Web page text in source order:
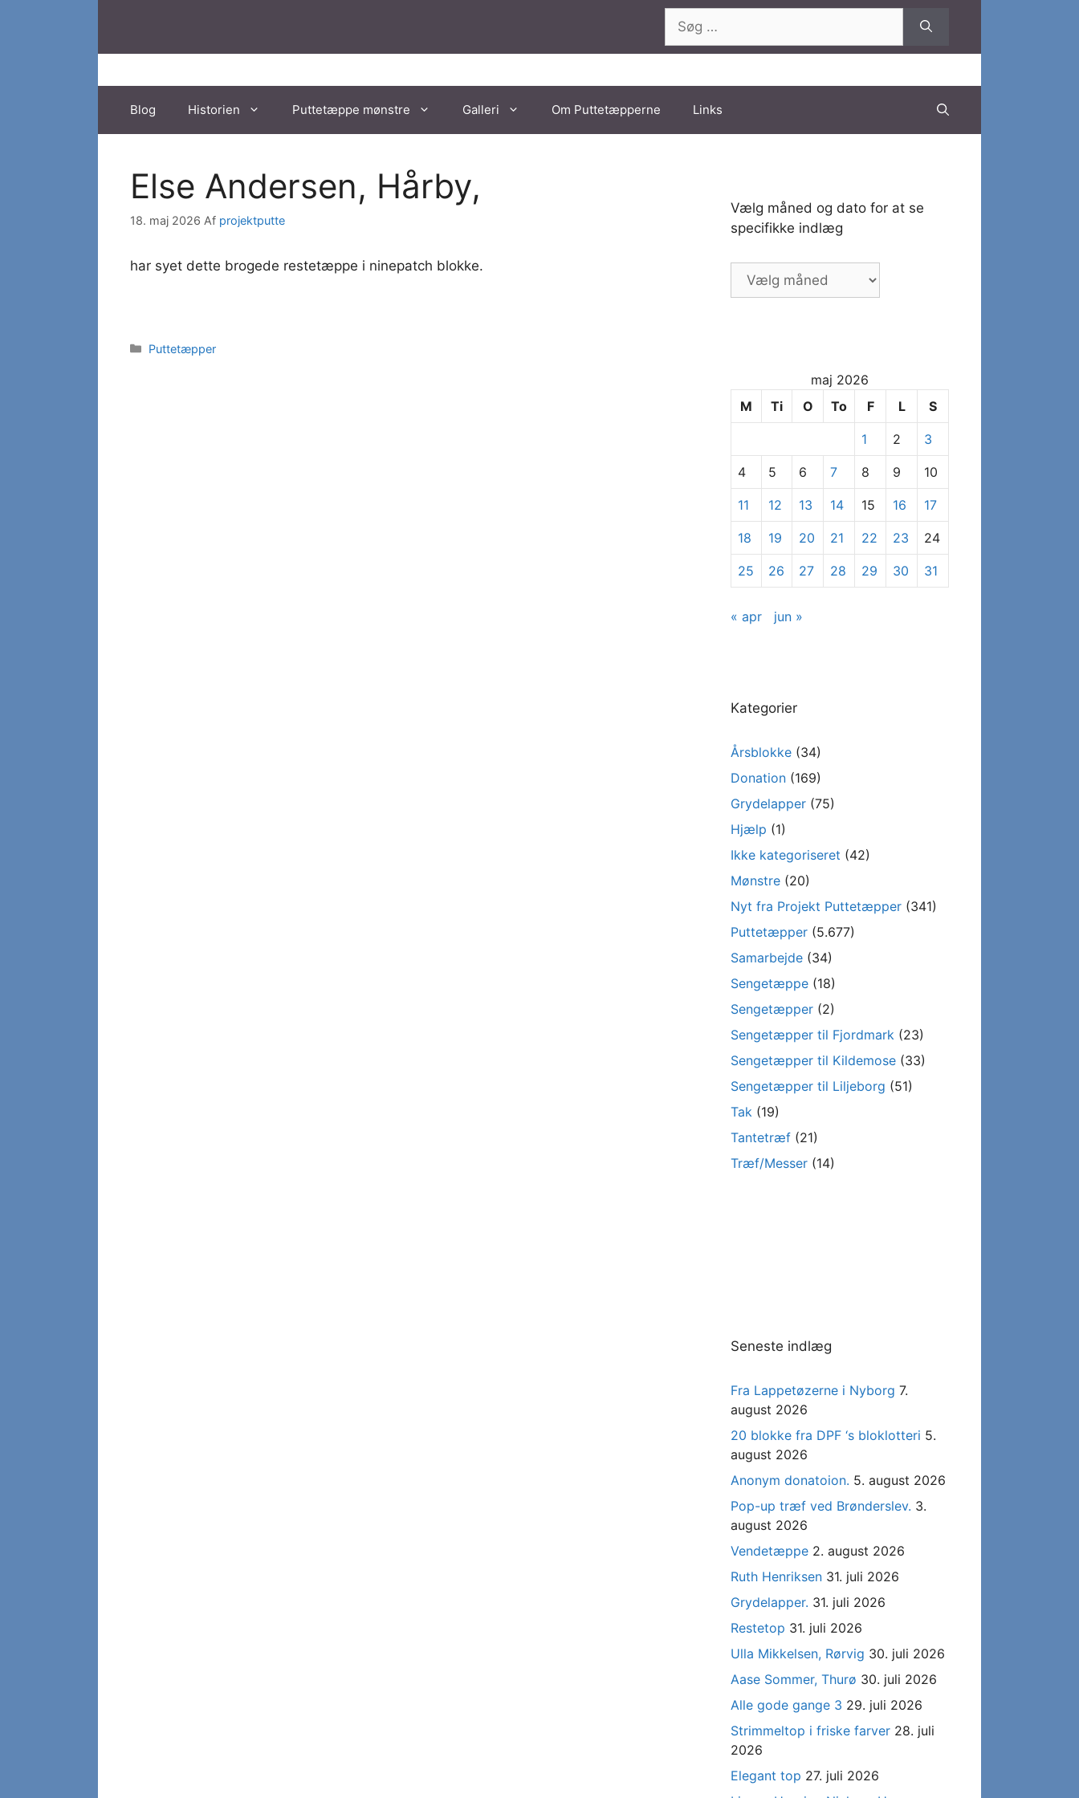
efter:
Blog Historien Puttetæppe mønstre Galleri Om Puttetæpperne Links
Else Andersen, Hårby,
18. maj 2026 Af projektputte
har syet dette brogede restetæppe i ninepatch blokke.
Kategorier
Puttetæpper
Vælg måned og dato for at se
specifikke indlæg
Vælg
måned
se
specifikke
indlæg
maj 2026
M
Ti O To F L S
1 2 3
4 5 6 7 8 9 10
11 12 13 14 15 16 17
18 19 20 21 22 23 24
25 26 27 28 29 30 31
« apr jun »
Kategorier
Årsblokke (34)
Donation (169)
Grydelapper (75)
Hjælp (1)
Ikke kategoriseret (42)
Mønstre (20)
Nyt fra Projekt Puttetæpper (341)
Puttetæpper (5.677)
Samarbejde (34)
Sengetæppe (18)
Sengetæpper (2)
Sengetæpper til Fjordmark (23)
Sengetæpper til Kildemose (33)
Sengetæpper til Liljeborg (51)
Tak (19)
Tantetræf (21)
Træf/Messer (14)
Seneste indlæg
Fra Lappetøzerne i Nyborg 7.
august 2026
20 blokke fra DPF ‘s bloklotteri 5.
august 2026
Anonym donatoion. 5. august 2026
Pop-up træf ved Brønderslev. 3.
august 2026
Vendetæppe 2. august 2026
Ruth Henriksen 31. juli 2026
Grydelapper. 31. juli 2026
Restetop 31. juli 2026
Ulla Mikkelsen, Rørvig 30. juli 2026
Aase Sommer, Thurø 30. juli 2026
Alle gode gange 3 29. juli 2026
Strimmeltop i friske farver 28. juli
2026
Elegant top 27. juli 2026